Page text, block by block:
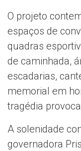
O projeto
espaços de
quadras
de caminhada,
escadarias,
memorial em
tragédia
A solenidade
governadora